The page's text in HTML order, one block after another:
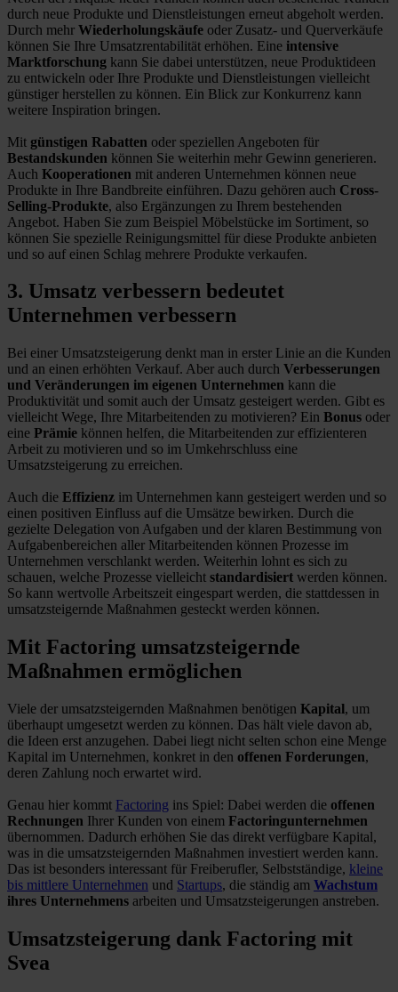
durch neue Produkte und Dienstleistungen erneut abgeholt werden.
Durch mehr Wiederholungskäufe oder Zusatz- und Querverkäufe
können Sie Ihre Umsatzrentabilität erhöhen. Eine intensive
Marktforschung kann Sie dabei unterstützen, neue Produktideen
zu entwickeln oder Ihre Produkte und Dienstleistungen vielleicht
günstiger herstellen zu können. Ein Blick zur Konkurrenz kann
weitere Inspiration bringen.
Mit günstigen Rabatten oder speziellen Angeboten für
Bestandskunden können Sie weiterhin mehr Gewinn generieren.
Auch Kooperationen mit anderen Unternehmen können neue
Produkte in Ihre Bandbreite einführen. Dazu gehören auch Cross-
Selling-Produkte, also Ergänzungen zu Ihrem bestehenden
Angebot. Haben Sie zum Beispiel Möbelstücke im Sortiment, so
können Sie spezielle Reinigungsmittel für diese Produkte anbieten
und so auf einen Schlag mehrere Produkte verkaufen.
3. Umsatz verbessern bedeutet
Unternehmen verbessern
Bei einer Umsatzsteigerung denkt man in erster Linie an die Kunden
und an einen erhöhten Verkauf. Aber auch durch Verbesserungen
und Veränderungen im eigenen Unternehmen kann die
Produktivität und somit auch der Umsatz gesteigert werden. Gibt es
vielleicht Wege, Ihre Mitarbeitenden zu motivieren? Ein Bonus oder
eine Prämie können helfen, die Mitarbeitenden zur effizienteren
Arbeit zu motivieren und so im Umkehrschluss eine
Umsatzsteigerung zu erreichen.
Auch die Effizienz im Unternehmen kann gesteigert werden und so
einen positiven Einfluss auf die Umsätze bewirken. Durch die
gezielte Delegation von Aufgaben und der klaren Bestimmung von
Aufgabenbereichen aller Mitarbeitenden können Prozesse im
Unternehmen verschlankt werden. Weiterhin lohnt es sich zu
schauen, welche Prozesse vielleicht standardisiert werden können.
So kann wertvolle Arbeitszeit eingespart werden, die stattdessen in
umsatzsteigernde Maßnahmen gesteckt werden können.
Mit Factoring umsatzsteigernde
Maßnahmen ermöglichen
Viele der umsatzsteigernden Maßnahmen benötigen Kapital, um
überhaupt umgesetzt werden zu können. Das hält viele davon ab,
die Ideen erst anzugehen. Dabei liegt nicht selten schon eine Menge
Kapital im Unternehmen, konkret in den offenen Forderungen,
deren Zahlung noch erwartet wird.
Genau hier kommt Factoring ins Spiel: Dabei werden die offenen
Rechnungen Ihrer Kunden von einem Factoringunternehmen
übernommen. Dadurch erhöhen Sie das direkt verfügbare Kapital,
was in die umsatzsteigernden Maßnahmen investiert werden kann.
Das ist besonders interessant für Freiberufler, Selbstständige, kleine
bis mittlere Unternehmen und Startups, die ständig am Wachstum
ihres Unternehmens arbeiten und Umsatzsteigerungen anstreben.
Umsatzsteigerung dank Factoring mit
Svea